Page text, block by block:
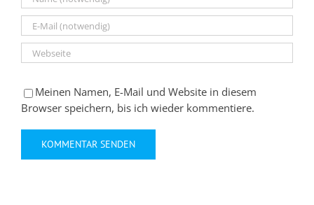
Meinen Namen, E-Mail und Website in diesem
Browser speichern, bis ich wieder kommentiere.